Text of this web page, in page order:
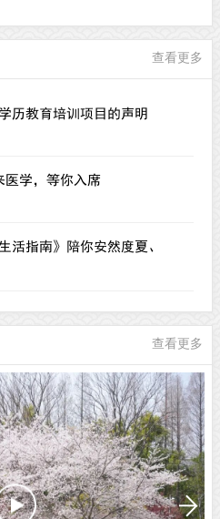
查看更多
历教育培训项目的声明
医学，等你入席
活指南》陪你安然度夏、
查看更多